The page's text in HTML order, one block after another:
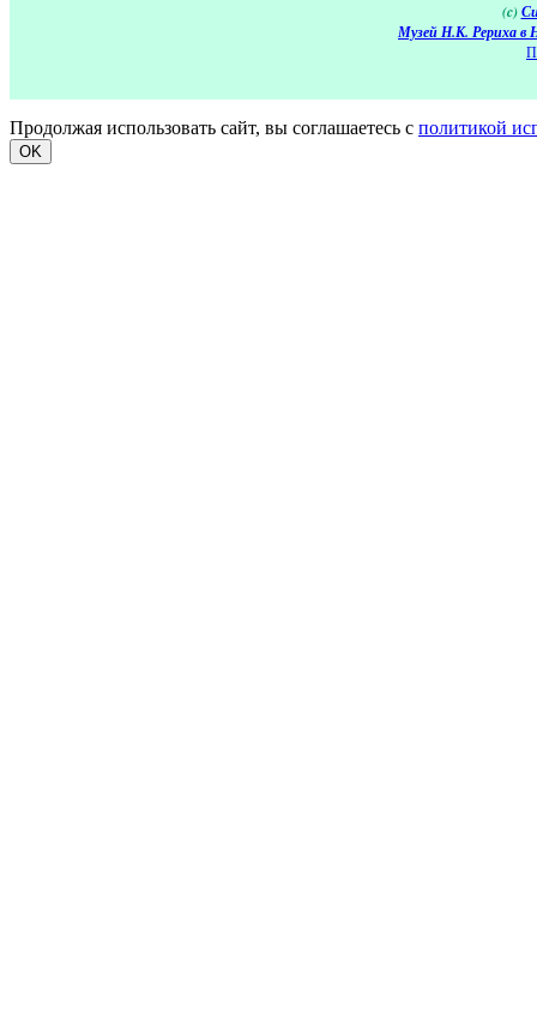
(c)
Музей Н.К. Рериха в
Продолжая использовать сайт, вы соглашаетесь с политикой
OK